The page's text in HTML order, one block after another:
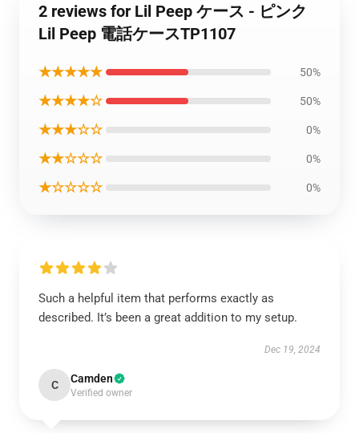
2 reviews for Lil Peep ケース - ピンク
Lil Peep 電話ケースTP1107
★★★★★ 50%
★★★★☆ 50%
★★★☆☆ 0%
★★☆☆☆ 0%
★☆☆☆☆ 0%
Such a helpful item that performs exactly as
described. It’s been a great addition to my setup.
Dec 19, 2024
C Camden
Verified owner